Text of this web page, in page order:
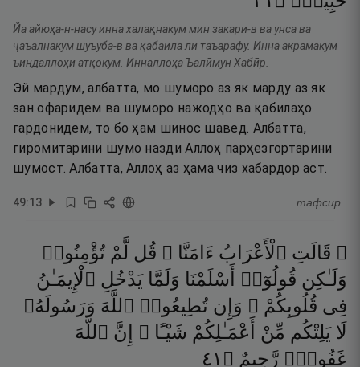
Йа айюҳа-н-насу инна халақнакум мин закари-в ва унса ва
ҷаъалнакум шуъуба-в ва қабаила ли таъарафу. Инна акрамакум
ъиндаллоҳи атқокум. Инналлоҳа Ъалӣмун Хабӣр.
Эй мардум, албатта, мо шуморо аз як марду аз як
зан офаридем ва шуморо нажодҳо ва қабилаҳо
гардонидем, то бо ҳам шинос шавед. Албатта,
гиромитарини шумо назди Аллоҳ парҳезгортарини
шумост. Албатта, Аллоҳ аз ҳама чиз хабардор аст.
49:13 тафсир
۞ قَالَتِ ٱلْأَعْرَابُ ءَامَنَّا ۖ قُل لَّمْ تُؤْمِنُوا۟
وَلَـٰكِن قُولُوٓا۟ أَسْلَمْنَا وَلَمَّا يَدْخُلِ ٱلْإِيمَـٰنُ
فِى قُلُوبِكُمْ ۖ وَإِن تُطِيعُوا۟ ٱللَّهَ وَرَسُولَهُۥ
لَا يَلِتْكُم مِّنْ أَعْمَـٰلِكُمْ شَيْـًٔا ۚ إِنَّ ٱللَّهَ
غَفُورٌۭ رَّحِيمٌ ۝ ١٤